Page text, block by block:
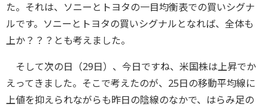
た。それは、ソニーとトヨタの一目均衡表での買いシグナ
ルです。ソニーとトヨタの買いシグナルとなれば、全体も
上か？？？とも考えました。
そして次の日（29日）、今日ですね、米国株は上昇でか
えってきました。そこで考えたのが、25日の移動平均線に
上値を抑えられながらも昨日の陰線のなかで、はらみ足の